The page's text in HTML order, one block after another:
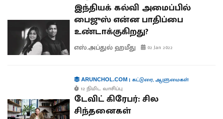
இந்தியக் கல்வி அமைப்பில்
பைஜுஸ் என்ன பாதிப்பை
உண்டாக்குகிறது?
எஸ்.அப்துல் ஹமீது 02 Jan 2022
ARUNCHOL.COM| கட்டுரை,ஆளுமைகள்
12 நிமிட வாசிப்பு
டேவிட் கிரேபர்: சில
சிந்தனைகள்